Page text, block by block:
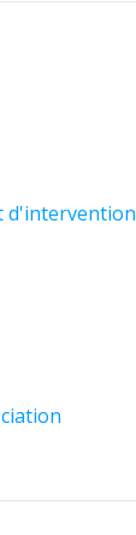
d'intervention